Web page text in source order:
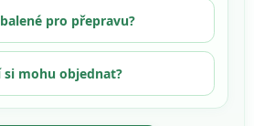
pro přepravu?
si mohu objednat?